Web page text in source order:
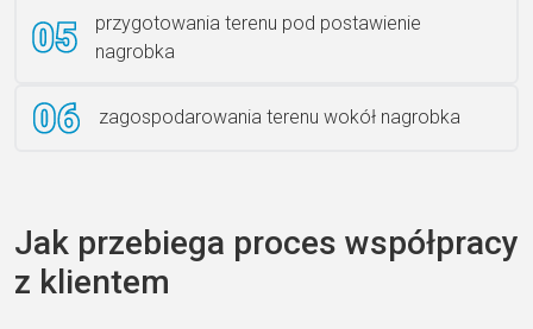
przygotowania terenu pod postawienie
nagrobka
zagospodarowania terenu wokół nagrobka
Jak przebiega proces współpracy
z klientem